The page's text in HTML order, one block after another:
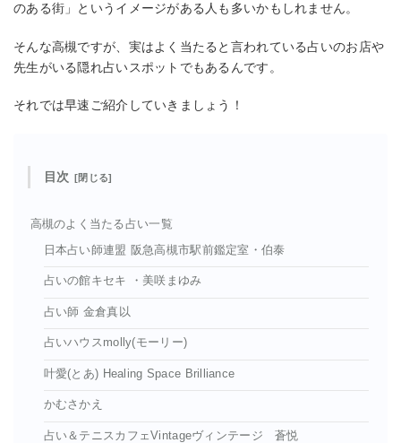
のある街」というイメージがある人も多いかもしれません。
そんな高槻ですが、実はよく当たると言われている占いのお店や
先生がいる隠れ占いスポットでもあるんです。
それでは早速ご紹介していきましょう！
目次
高槻のよく当たる占い一覧
日本占い師連盟 阪急高槻市駅前鑑定室・伯泰
占いの館キセキ ・美咲まゆみ
占い師 金倉真以
占いハウスmolly(モーリー)
叶愛(とあ) Healing Space Brilliance
かむさかえ
占い＆テニスカフェVintageヴィンテージ 蒼悦